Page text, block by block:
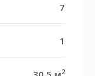
7
1
2